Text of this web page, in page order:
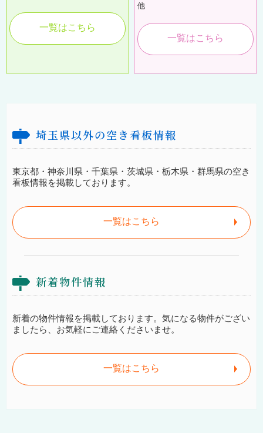
一覧はこちら
他
一覧はこちら
埼玉県以外の空き看板情報
東京都・神奈川県・千葉県・茨城県・栃木県・群馬県の空き
看板情報を掲載しております。
一覧はこちら
新着物件情報
新着の物件情報を掲載しております。気になる物件がござい
ましたら、お気軽にご連絡くださいませ。
一覧はこちら